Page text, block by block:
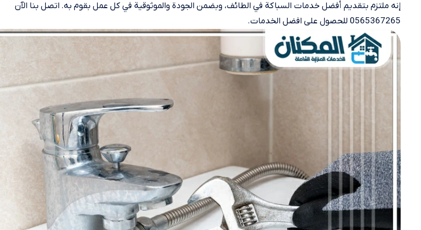
إنه ملتزم بتقديم أفضل خدمات السباكة في الطائف، وبضمن الجودة والموثوقية في كل عمل بقوم به. اتصل بنا الآن
0565367265 للحصول على افضل الخدمات.